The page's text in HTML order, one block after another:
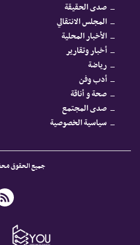
صدى الحقيقة
المجلس الانتقالي
الأخبار المحلية
أخبار وتقارير
رياضة
أدب وفن
صحة و أناقة
صدى المجتمع
سياسية الخصوصية
جميع الحقوق